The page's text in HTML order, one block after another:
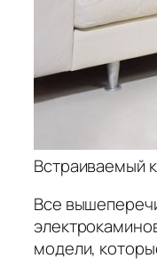
Встраиваемый
Все
модели,